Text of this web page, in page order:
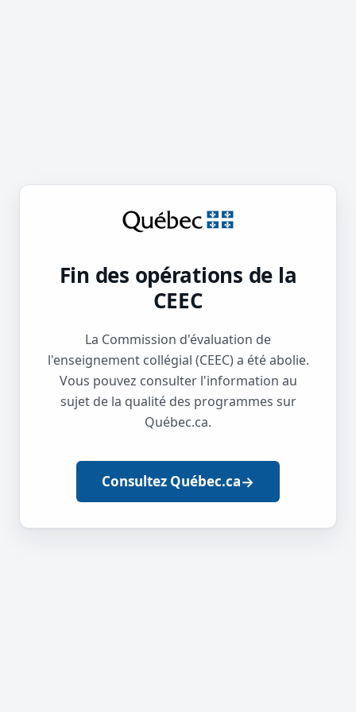
Fin des opérations de la
CEEC
La Commission d'évaluation de
l'enseignement collégial (CEEC) a été abolie.
Vous pouvez consulter l'information au
sujet de la qualité des programmes sur
Québec.ca.
Consultez Québec.ca→